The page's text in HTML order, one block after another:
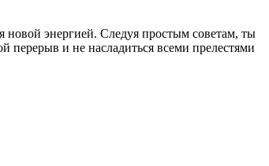
новой энергией. Следуя простым советам, ты
перерыв и не насладиться всеми прелестями